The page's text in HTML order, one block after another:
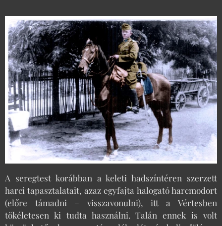
A seregtest korábban a keleti hadszíntéren szerzett
harci tapasztalatait, azaz egyfajta halogató harcmodort
(előre támadni – visszavonulni), itt a Vértesben
tökéletesen ki tudta használni. Talán ennek is volt